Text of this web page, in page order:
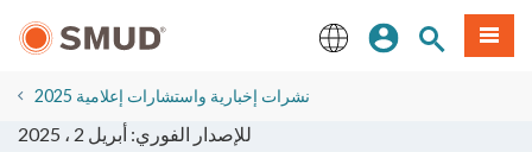
إلى
الرئيسي
تسجيل الدخول
بحث الموقع
طعام
2025 نشرات إخبارية واستشارات إعلامية
للإصدار الفوري: أبريل 2 ، 2025